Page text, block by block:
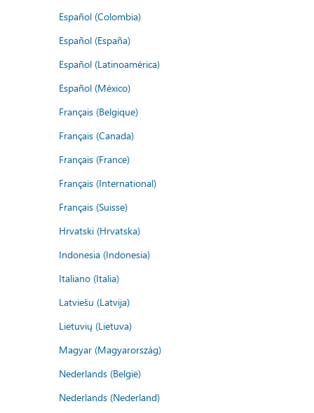
Español (Colombia)
Español (España)
Español (Latinoamérica)
Español (México)
Français (Belgique)
Français (Canada)
Français (France)
Français (International)
Français (Suisse)
Hrvatski (Hrvatska)
Indonesia (Indonesia)
Italiano (Italia)
Latviešu (Latvija)
Lietuvių (Lietuva)
Magyar (Magyarország)
Nederlands (België)
Nederlands (Nederland)